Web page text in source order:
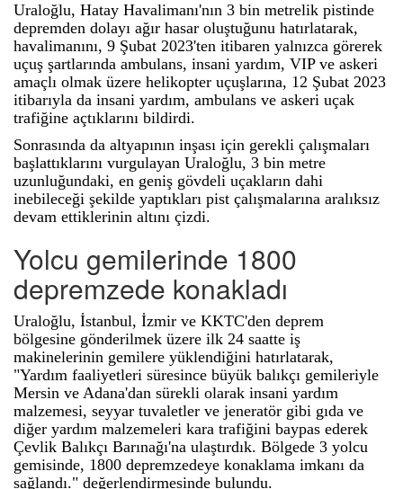
Uraloğlu, Hatay Havalimanı'nın 3 bin metrelik pistinde
depremden dolayı ağır hasar oluştuğunu hatırlatarak,
havalimanını, 9 Şubat 2023'ten itibaren yalnızca görerek
uçuş şartlarında ambulans, insani yardım, VIP ve askeri
amaçlı olmak üzere helikopter uçuşlarına, 12 Şubat 2023
itibarıyla da insani yardım, ambulans ve askeri uçak
trafiğine açtıklarını bildirdi.
Sonrasında da altyapının inşası için gerekli çalışmaları
başlattıklarını vurgulayan Uraloğlu, 3 bin metre
uzunluğundaki, en geniş gövdeli uçakların dahi
inebileceği şekilde yaptıkları pist çalışmalarına aralıksız
devam ettiklerinin altını çizdi.
Yolcu gemilerinde 1800
depremzede konakladı
Uraloğlu, İstanbul, İzmir ve KKTC'den deprem
bölgesine gönderilmek üzere ilk 24 saatte iş
makinelerinin gemilere yüklendiğini hatırlatarak,
"Yardım faaliyetleri süresince büyük balıkçı gemileriyle
Mersin ve Adana'dan sürekli olarak insani yardım
malzemesi, seyyar tuvaletler ve jeneratör gibi gıda ve
diğer yardım malzemeleri kara trafiğini baypas ederek
Çevlik Balıkçı Barınağı'na ulaştırdık. Bölgede 3 yolcu
gemisinde, 1800 depremzedeye konaklama imkanı da
sağlandı." değerlendirmesinde bulundu.